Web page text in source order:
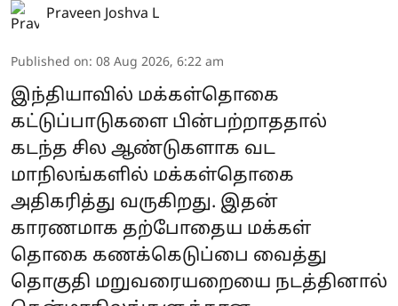
Praveen Joshva L
Published on: 08 Aug 2026, 6:22 am
இந்தியாவில் மக்கள்தொகை
கட்டுப்பாடுகளை பின்பற்றாததால்
கடந்த சில ஆண்டுகளாக வட
மாநிலங்களில் மக்கள்தொகை
அதிகரித்து வருகிறது. இதன்
காரணமாக தற்போதைய மக்கள்
தொகை கணக்கெடுப்பை வைத்து
தொகுதி மறுவரையறையை நடத்தினால்